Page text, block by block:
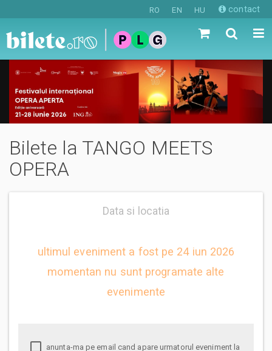
RO EN HU contact
Bilete la TANGO MEETS
OPERA
Data si locatia
ultimul eveniment a fost pe 24 iun 2026
momentan nu sunt programate alte
evenimente